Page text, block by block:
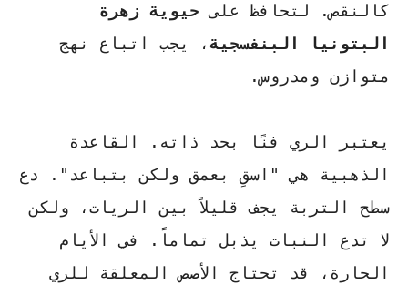
كالنقص. لتحافظ على حيوية زهرة
البتونيا البنفسجية، يجب اتباع نهج
متوازن ومدروس.
يعتبر الري فنًا بحد ذاته. القاعدة
الذهبية هي "اسقِ بعمق ولكن بتباعد". دع
سطح التربة يجف قليلاً بين الريات، ولكن
لا تدع النبات يذبل تماماً. في الأيام
الحارة، قد تحتاج الأصص المعلقة للري